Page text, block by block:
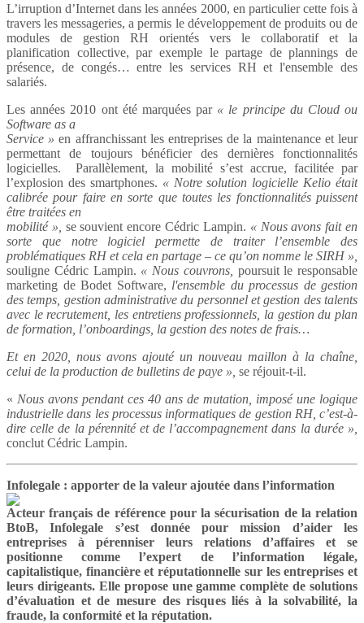
L’irruption d’Internet dans les années 2000, en particulier cette fois à
travers les messageries, a permis le développement de produits ou de
modules de gestion RH orientés vers le collaboratif et la
planification collective, par exemple le partage de plannings de
présence, de congés… entre les services RH et l'ensemble des
salariés.
Les années 2010 ont été marquées par « le principe du Cloud ou
Software as a
Service » en affranchissant les entreprises de la maintenance et leur
permettant de toujours bénéficier des dernières fonctionnalités
logicielles. Parallèlement, la mobilité s’est accrue, facilitée par
l’explosion des smartphones. « Notre solution logicielle Kelio était
calibrée pour faire en sorte que toutes les fonctionnalités puissent
être traitées en
mobilité », se souvient encore Cédric Lampin. « Nous avons fait en
sorte que notre logiciel permette de traiter l’ensemble des
problématiques RH et cela en partage – ce qu’on nomme le SIRH »,
souligne Cédric Lampin. « Nous couvrons, poursuit le responsable
marketing de Bodet Software, l'ensemble du processus de gestion
des temps, gestion administrative du personnel et gestion des talents
avec le recrutement, les entretiens professionnels, la gestion du plan
de formation, l’onboardings, la gestion des notes de frais…
Et en 2020, nous avons ajouté un nouveau maillon à la chaîne,
celui de la production de bulletins de paye », se réjouit-t-il.
« Nous avons pendant ces 40 ans de mutation, imposé une logique
industrielle dans les processus informatiques de gestion RH, c’est-à-
dire celle de la pérennité et de l’accompagnement dans la durée »,
conclut Cédric Lampin.
Infolegale : apporter de la valeur ajoutée dans l’information
Acteur français de référence pour la sécurisation de la relation
BtoB, Infolegale s’est donnée pour mission d’aider les
entreprises à pérenniser leurs relations d’affaires et se
positionne comme l’expert de l’information légale,
capitalistique, financière et réputationnelle sur les entreprises et
leurs dirigeants. Elle propose une gamme complète de solutions
d’évaluation et de mesure des risques liés à la solvabilité, la
fraude, la conformité et la réputation.